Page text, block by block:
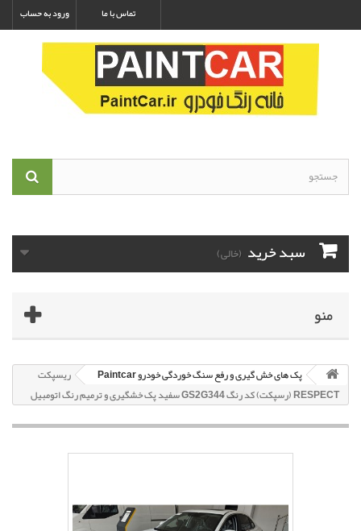
ورود به حساب تماس با ما
سبد خرید (خالی)
منو
پک های خش گیری و رفع سنگ خوردگی خودرو Paintcar
ریسپکت
RESPECT (رسپکت) کد رنگ GS2G344 سفید پک خشگیری و ترمیم رنگ اتومبیل